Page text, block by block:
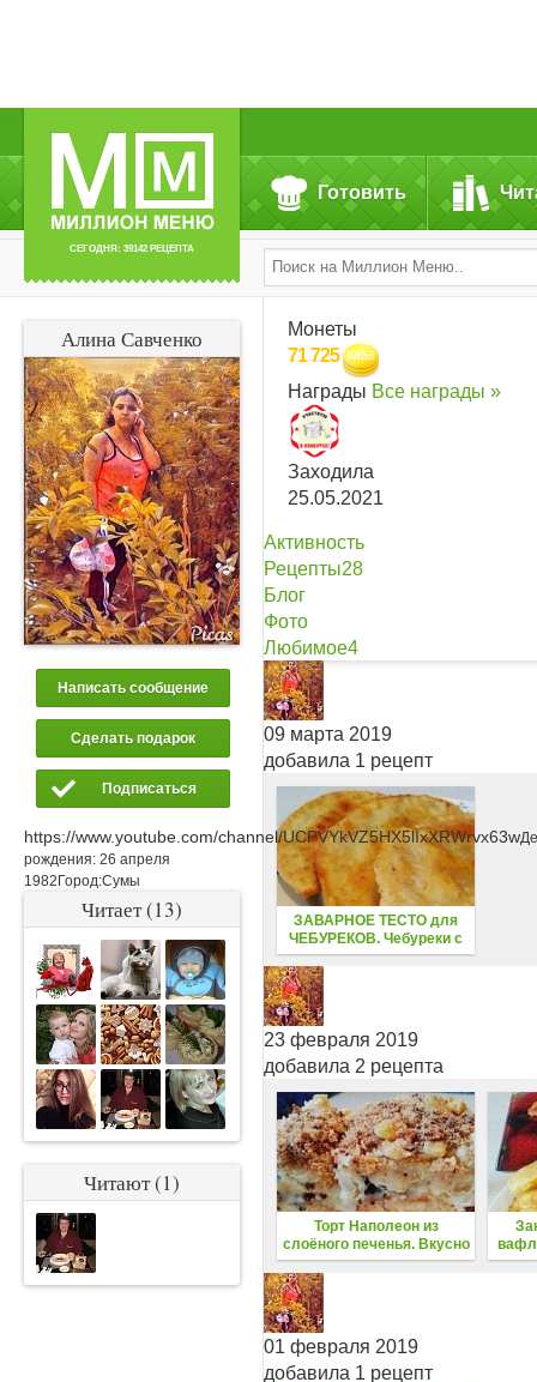
СЕГОДНЯ: 39142 РЕЦЕПТА
Готовить
Алина Савченко
Написать сообщение
Сделать подарок
Подписаться
https://www.youtube.com/channel/UCPVYkVZ5HX5lIxXRWrvx63w
рождения: 26 апреля
1982 Город:Сумы
Читает (13)
Читают (1)
Монеты
71 725
Награды Все награды »
Заходила
25.05.2021
Активность
Рецепты28
Блог
Фото
Любимое4
09 марта 2019
добавила 1 рецепт
ЗАВАРНОЕ ТЕСТО для
ЧЕБУРЕКОВ. Чебуреки с
рыбой
23 февраля 2019
добавила 2 рецепта
Торт Наполеон из
слоёного печенья. Вкусно
и недорого
01 февраля 2019
добавила 1 рецепт